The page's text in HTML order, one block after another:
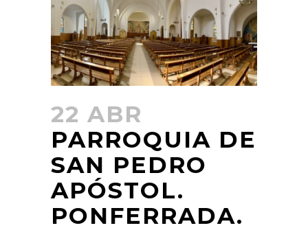
22 ABR
PARROQUIA DE
SAN PEDRO
APÓSTOL.
PONFERRADA.